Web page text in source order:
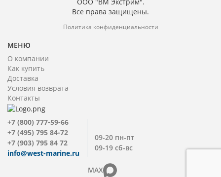
Все права защищены.
Политика конфиденциальности
МЕНЮ
О компании
Как купить
Доставка
Условия возврата
Контакты
+7 (800) 777-59-66
+7 (495) 795 84-72
+7 (903) 795 84 72
info@west-marine.ru
09-20 пн-пт
09-19 сб-вс
MAX